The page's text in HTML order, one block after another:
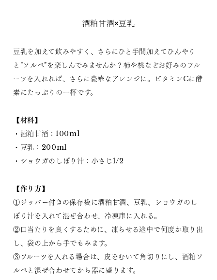
酒粕甘酒×豆乳
豆乳を加えて飲みやすく、さらにひと手間加えてひんやり
と"ソルベ"を楽しんでみませんか？柿や桃などお好みのフル
ーツを入れれば、さらに豪華なアレンジに。ビタミンCに酵
素にたっぷりの一杯です。
【材料】
・酒粕甘酒：100ml
・豆乳：200ml
・ショウガのしぼり汁：小さじ1/2
【作り方】
①ジッパー付きの保存袋に酒粕甘酒、豆乳、ショウガのし
ぼり汁を入れて混ぜ合わせ、冷凍庫に入れる。
②口当たりを良くするために、凍らせる途中で何度か取り出
し、袋の上から手でもみます。
③フルーツを入れる場合は、皮をむいて角切りにし、酒粕ソ
ルベと混ぜ合わせてから器に盛ります。